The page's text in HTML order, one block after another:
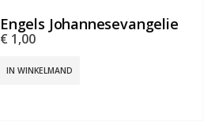
Engels Johannesevangelie
€ 1,00
IN WINKELMAND